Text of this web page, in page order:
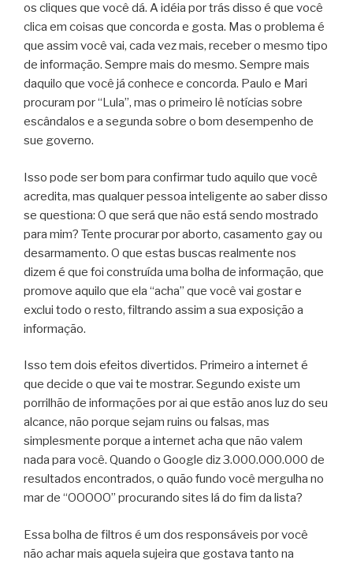
os cliques que você dá. A idéia por trás disso é que você
clica em coisas que concorda e gosta. Mas o problema é
que assim você vai, cada vez mais, receber o mesmo tipo
de informação. Sempre mais do mesmo. Sempre mais
daquilo que você já conhece e concorda. Paulo e Mari
procuram por “Lula”, mas o primeiro lê notícias sobre
escândalos e a segunda sobre o bom desempenho de
sue governo.
Isso pode ser bom para confirmar tudo aquilo que você
acredita, mas qualquer pessoa inteligente ao saber disso
se questiona: O que será que não está sendo mostrado
para mim? Tente procurar por aborto, casamento gay ou
desarmamento. O que estas buscas realmente nos
dizem é que foi construída uma bolha de informação, que
promove aquilo que ela “acha” que você vai gostar e
exclui todo o resto, filtrando assim a sua exposição a
informação.
Isso tem dois efeitos divertidos. Primeiro a internet é
que decide o que vai te mostrar. Segundo existe um
porrilhão de informações por ai que estão anos luz do seu
alcance, não porque sejam ruins ou falsas, mas
simplesmente porque a internet acha que não valem
nada para você. Quando o Google diz 3.000.000.000 de
resultados encontrados, o quão fundo você mergulha no
mar de “OOOOO” procurando sites lá do fim da lista?
Essa bolha de filtros é um dos responsáveis por você
não achar mais aquela sujeira que gostava tanto na